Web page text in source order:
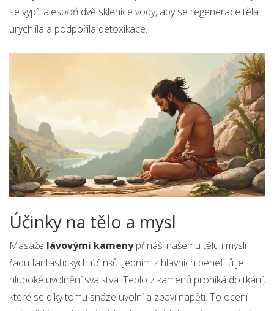
se vypít alespoň dvě sklenice vody, aby se regenerace těla
urychlila a podpořila detoxikace.
Účinky na tělo a mysl
Masáže lávovými kamenypřináší našemu tělu i mysli
řadu fantastických účinků. Jedním z hlavních benefitů je
hluboké uvolnění svalstva. Teplo z kamenů proniká do tkání,
které se díky tomu snáze uvolní a zbaví napětí. To ocení